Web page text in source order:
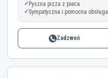
Pyszna pizza z pieca
Sympatyczna i pomocna obsługa
Zadzwoń